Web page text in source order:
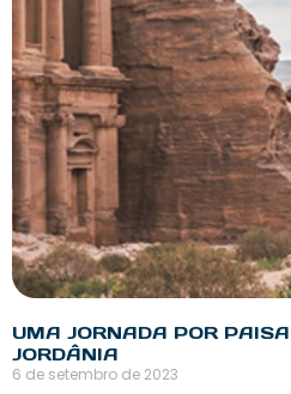
UMA JORNADA POR
JORDÂNIA
6 de setembro de 2023